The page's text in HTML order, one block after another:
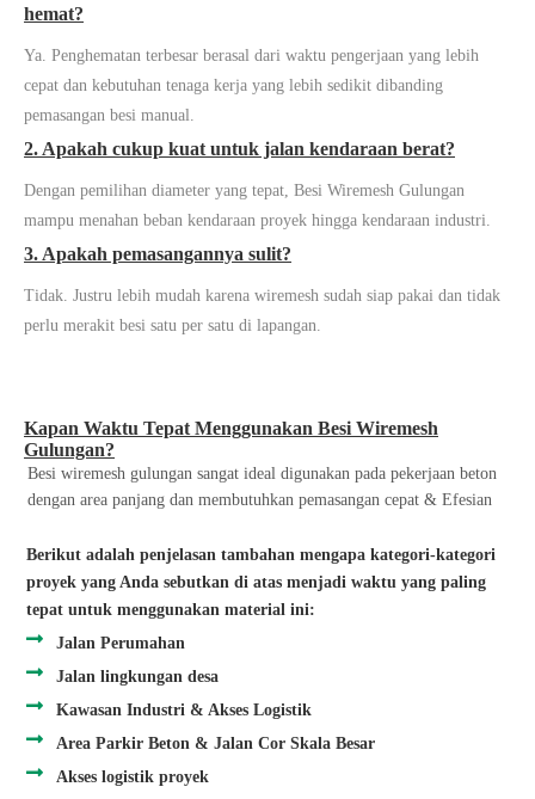
hemat?
Ya. Penghematan terbesar berasal dari waktu pengerjaan yang lebih
cepat dan kebutuhan tenaga kerja yang lebih sedikit dibanding
pemasangan besi manual.
2. Apakah cukup kuat untuk jalan kendaraan berat?
Dengan pemilihan diameter yang tepat, Besi Wiremesh Gulungan
mampu menahan beban kendaraan proyek hingga kendaraan industri.
3. Apakah pemasangannya sulit?
Tidak. Justru lebih mudah karena wiremesh sudah siap pakai dan tidak
perlu merakit besi satu per satu di lapangan.
Kapan Waktu Tepat Menggunakan Besi Wiremesh
Gulungan?
Besi wiremesh gulungan sangat ideal digunakan pada pekerjaan beton
dengan area panjang dan membutuhkan pemasangan cepat & Efesian
Berikut adalah penjelasan tambahan mengapa kategori-kategori
proyek yang Anda sebutkan di atas menjadi waktu yang paling
tepat untuk menggunakan material ini:
Jalan Perumahan
Jalan lingkungan desa
Kawasan Industri & Akses Logistik
Area Parkir Beton & Jalan Cor Skala Besar
Akses logistik proyek